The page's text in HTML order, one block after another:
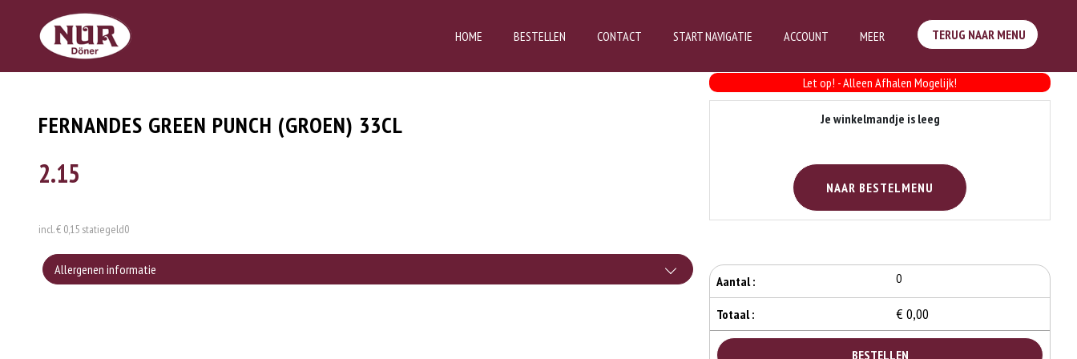
HOME BESTELLEN CONTACT START NAVIGATIE ACCOUNT MEER TERUG NAAR MENU
FERNANDES GREEN PUNCH (GROEN) 33CL
2.15
incl. € 0,15 statiegeld0
Allergenen informatie
Let op! - Alleen Afhalen Mogelijk!
Je winkelmandje is leeg
NAAR BESTELMENU
Aantal : 0
Totaal : € 0,00
BESTELLEN
Je Bestelling